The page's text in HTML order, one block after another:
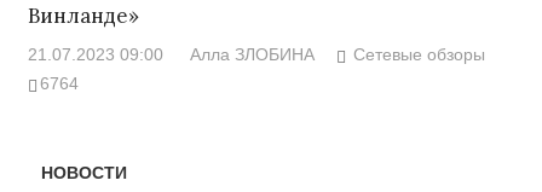
Винланде»
21.07.2023 09:00 Алла ЗЛОБИНА
Сетевые обзоры
6764
НОВОСТИ